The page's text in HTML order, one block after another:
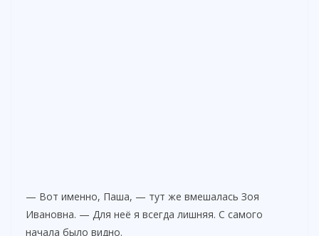
— Вот именно, Паша, — тут же вмешалась Зоя
Ивановна. — Для неё я всегда лишняя. С самого
начала было видно.